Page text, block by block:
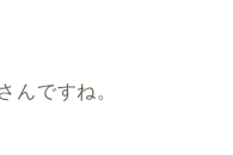
んですね。